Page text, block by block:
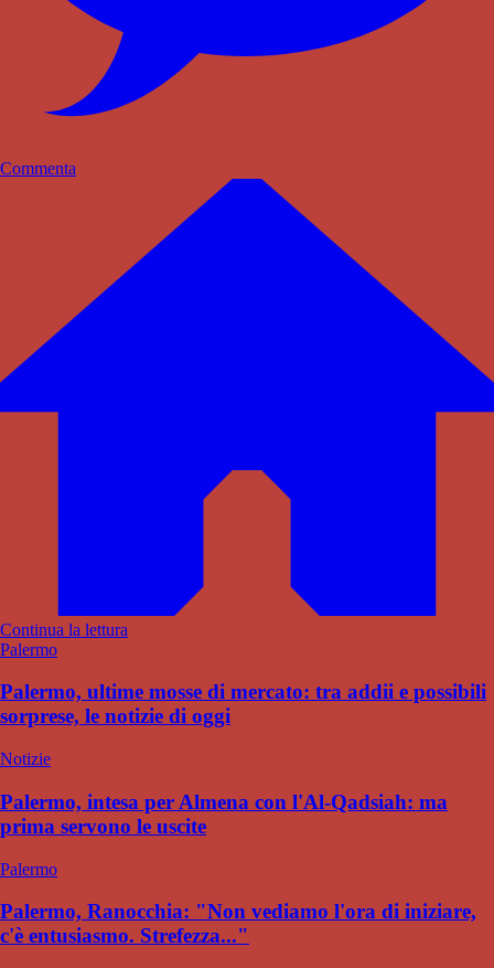
Commenta
Continua la lettura
Palermo
Palermo, ultime mosse di mercato: tra addii e possibili
sorprese, le notizie di oggi
Notizie
Palermo, intesa per Almena con l'Al-Qadsiah: ma
prima servono le uscite
Palermo
Palermo, Ranocchia: "Non vediamo l'ora di iniziare,
c'è entusiasmo. Strefezza..."